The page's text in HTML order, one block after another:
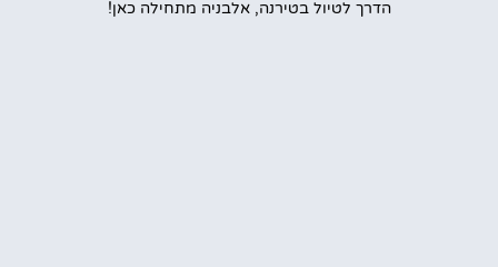
הדרך לטיול בטירנה, אלבניה מתחילה כאן!